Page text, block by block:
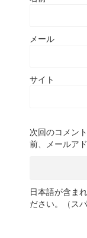
メール
サイト
次回のコメン
前、メールア
日本語が含ま
ださい。（スパ